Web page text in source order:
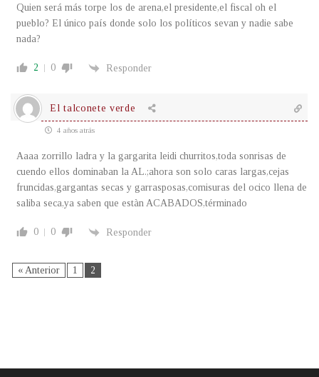
Quien será más torpe los de arena,el presidente,el fiscal oh el
pueblo? El único país donde solo los políticos sevan y nadie sabe
nada?
2 0 Responder
El talconete verde
4 años atrás
Aaaa zorrillo ladra y la gargarita leidi churritos,toda sonrisas de
cuendo ellos dominaban la AL.;ahora son solo caras largas,cejas
fruncidas,gargantas secas y garrasposas,comisuras del ocico llena de
saliba seca,ya saben que estàn ACABADOS,términado
0 0 Responder
« Anterior 1 2